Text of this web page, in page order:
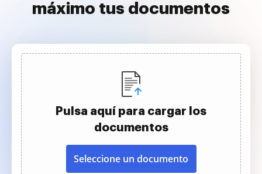
máximo tus documentos
Pulsa aquí para cargar los
documentos
Seleccione un documento